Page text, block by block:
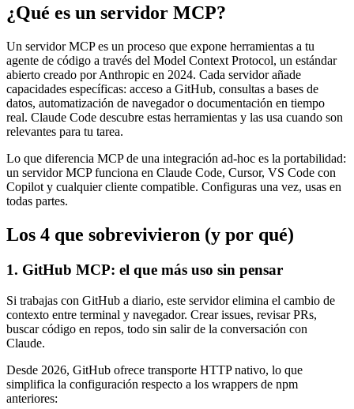
¿Qué es un servidor MCP?
Un servidor MCP es un proceso que expone herramientas a tu
agente de código a través del Model Context Protocol, un estándar
abierto creado por Anthropic en 2024. Cada servidor añade
capacidades específicas: acceso a GitHub, consultas a bases de
datos, automatización de navegador o documentación en tiempo
real. Claude Code descubre estas herramientas y las usa cuando son
relevantes para tu tarea.
Lo que diferencia MCP de una integración ad-hoc es la portabilidad:
un servidor MCP funciona en Claude Code, Cursor, VS Code con
Copilot y cualquier cliente compatible. Configuras una vez, usas en
todas partes.
Los 4 que sobrevivieron (y por qué)
1. GitHub MCP: el que más uso sin pensar
Si trabajas con GitHub a diario, este servidor elimina el cambio de
contexto entre terminal y navegador. Crear issues, revisar PRs,
buscar código en repos, todo sin salir de la conversación con
Claude.
Desde 2026, GitHub ofrece transporte HTTP nativo, lo que
simplifica la configuración respecto a los wrappers de npm
anteriores: